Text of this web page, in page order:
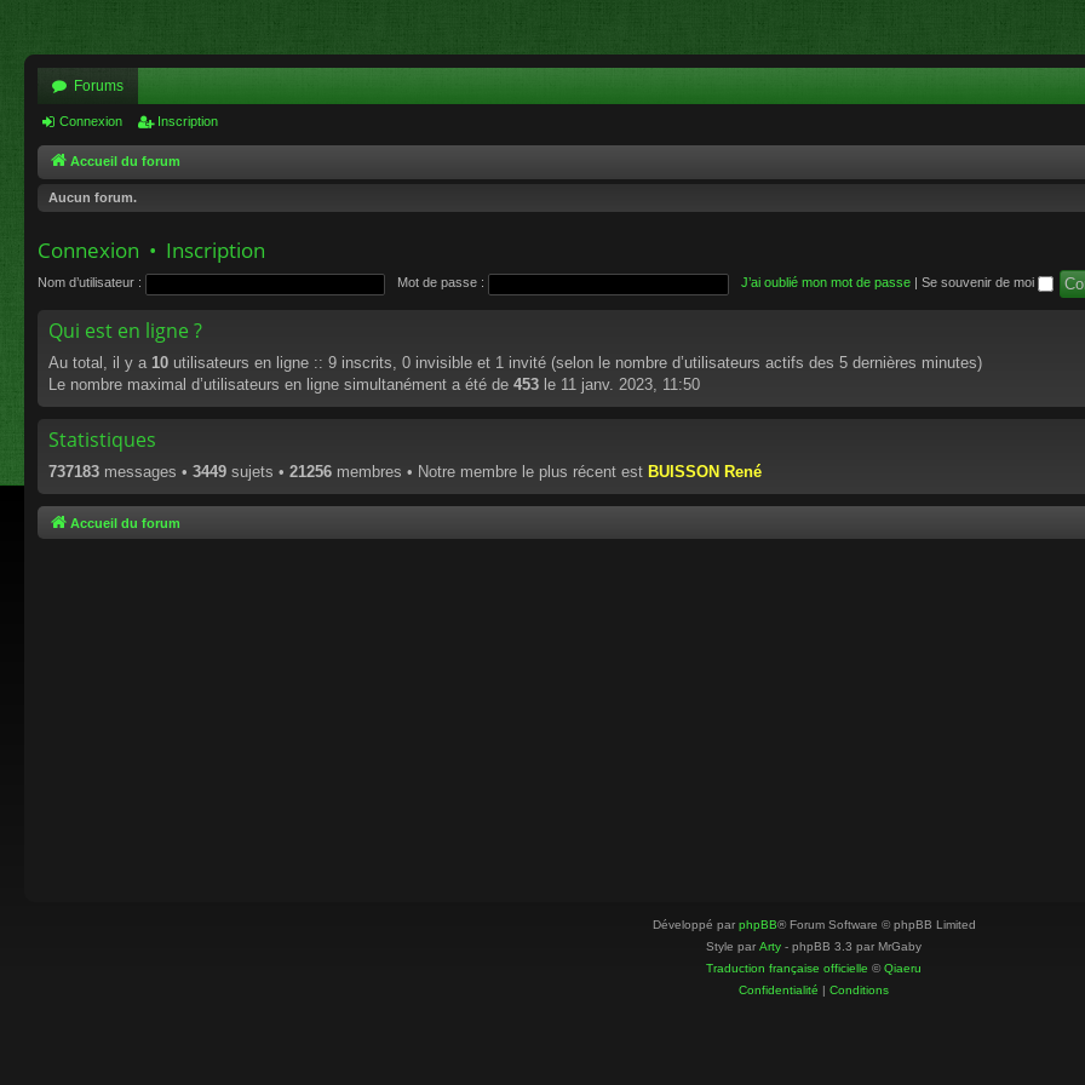
Forums
Connexion Inscription
Accueil du forum
Aucun forum.
Connexion • Inscription
Nom d’utilisateur : Mot de passe : J’ai oublié mon mot de passe Se souvenir de moi
Qui est en ligne ?
Au total, il y a 10 utilisateurs en ligne :: 9 inscrits, 0 invisible et 1 invité (selon le nombre d’utilisateurs actifs des 5 dernières minutes)
Le nombre maximal d’utilisateurs en ligne simultanément a été de 453 le 11 janv. 2023, 11:50
Statistiques
737183 messages • 3449 sujets • 21256 membres • Notre membre le plus récent est BUISSON René
Accueil du forum
Développé par phpBB® Forum Software © phpBB Limited
Style par Arty - phpBB 3.3 par MrGaby
Traduction française officielle ©Qiaeru
Confidentialité | Conditions